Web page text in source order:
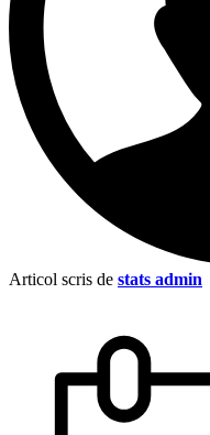
Articol scris de stats admin